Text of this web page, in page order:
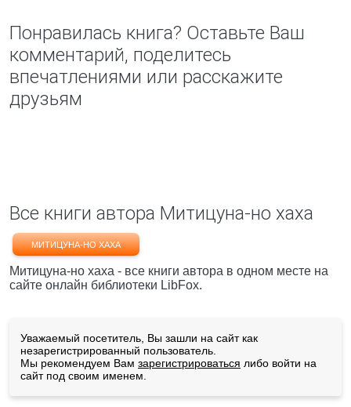
Понравилась книга? Оставьте Ваш
комментарий, поделитесь
впечатлениями или расскажите
друзьям
Все книги автора Митицуна-но хаха
МИТИЦУНА-НО ХАХА
Митицуна-но хаха - все книги автора в одном месте на
сайте онлайн библиотеки LibFox.
Уважаемый посетитель, Вы зашли на сайт как
незарегистрированный пользователь.
Мы рекомендуем Вам зарегистрироваться либо войти на
сайт под своим именем.